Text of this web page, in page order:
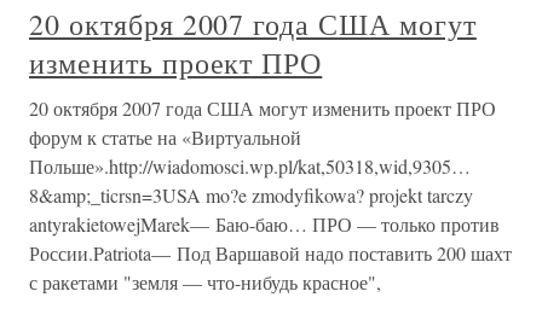
20 октября 2007 года США могут
изменить проект ПРО
20 октября 2007 года США могут изменить проект ПРО
форум к статье на «Виртуальной
Польше».http://wiadomosci.wp.pl/kat,50318,wid,9305…
8&amp;_ticrsn=3USA mo?e zmodyfikowa? projekt tarczy
antyrakietowejMarek— Баю-баю… ПРО — только против
России.Patriota— Под Варшавой надо поставить 200 шахт
с ракетами "земля — что-нибудь красное",